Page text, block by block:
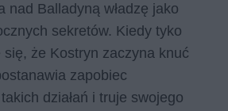
nad Balladyną władzę jako
sekretów. Kiedy tyko
się, że Kostryn zaczyna knuć
zapobiec
działań i truje swojego